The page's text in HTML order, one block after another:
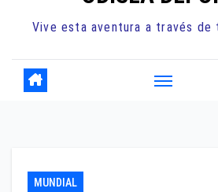
Vive esta aventura a través
MUNDIAL